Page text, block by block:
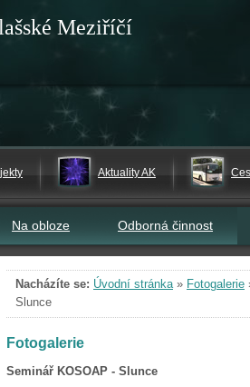
Meziříčí
Aktuality AK
Na obloze Odborná činnost
Nacházíte se: Úvodní stránka» Fotogalerie
Slunce
Fotogalerie
Seminář KOSOAP - Slunce